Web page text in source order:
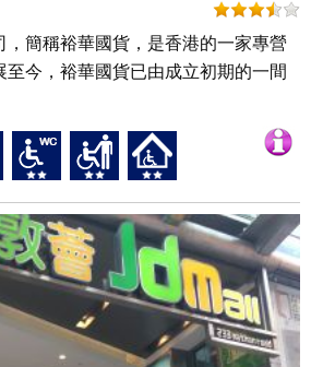
，簡稱裕華國貨，是香港的一家專營
今，裕華國貨已由成立初期的一間